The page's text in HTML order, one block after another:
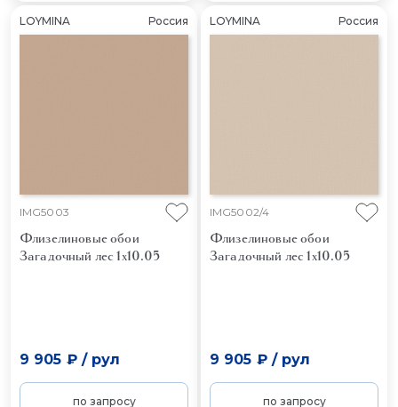
LOYMINA Россия
IMG5003
Флизелиновые обои
Загадочный лес 1x10.05
9 905 ₽/ рул
по запросу
LOYMINA Россия
IMG5002/4
Флизелиновые обои
Загадочный лес 1x10.05
9 905 ₽/ рул
по запросу